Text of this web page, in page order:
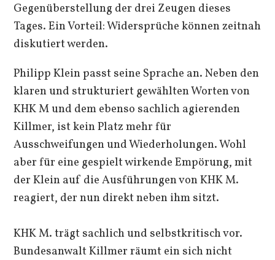
Gegenüberstellung der drei Zeugen dieses
Tages. Ein Vorteil: Widersprüche können zeitnah
diskutiert werden.
Philipp Klein passt seine Sprache an. Neben den
klaren und strukturiert gewählten Worten von
KHK M und dem ebenso sachlich agierenden
Killmer, ist kein Platz mehr für
Ausschweifungen und Wiederholungen. Wohl
aber für eine gespielt wirkende Empörung, mit
der Klein auf die Ausführungen von KHK M.
reagiert, der nun direkt neben ihm sitzt.
KHK M. trägt sachlich und selbstkritisch vor.
Bundesanwalt Killmer räumt ein sich nicht